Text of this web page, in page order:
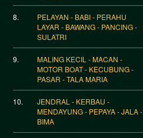
8.
PELAYAN - BABI - PERAHU
LAYAR - BAWANG - PANCING -
SULATRI
9.
MALING KECIL - MACAN -
MOTOR BOAT - KECUBUNG -
PASAR - TALA MARIA
10.
JENDRAL - KERBAU -
MENDAYUNG - PEPAYA - JALA -
BIMA